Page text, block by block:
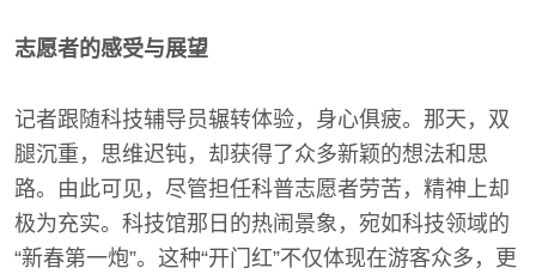
志愿者的感受与展望
记者跟随科技辅导员辗转体验，身心俱疲。那天，双
腿沉重，思维迟钝，却获得了众多新颖的想法和思
路。由此可见，尽管担任科普志愿者劳苦，精神上却
极为充实。科技馆那日的热闹景象，宛如科技领域的
“新春第一炮”。这种“开门红”不仅体现在游客众多，更